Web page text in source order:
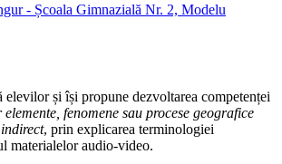
- Școala Gimnazială Nr. 2, Modelu
elevilor și își propune dezvoltarea competenței
fenomene sau procese geografice
, prin explicarea terminologiei
materialelor audio-video.